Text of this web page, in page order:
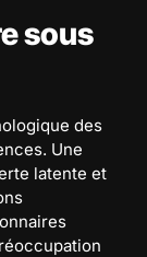
sous
des
Une
latente et